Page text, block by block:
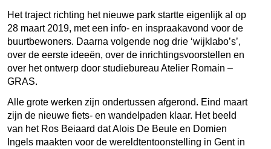
Het traject richting het nieuwe park startte eigenlijk al op
28 maart 2019, met een info- en inspraakavond voor de
buurtbewoners. Daarna volgende nog drie ‘wijklabo’s’,
over de eerste ideeën, over de inrichtingsvoorstellen en
over het ontwerp door studiebureau Atelier Romain –
GRAS.
Alle grote werken zijn ondertussen afgerond. Eind maart
zijn de nieuwe fiets- en wandelpaden klaar. Het beeld
van het Ros Beiaard dat Alois De Beule en Domien
Ingels maakten voor de wereldtentoonstelling in Gent in